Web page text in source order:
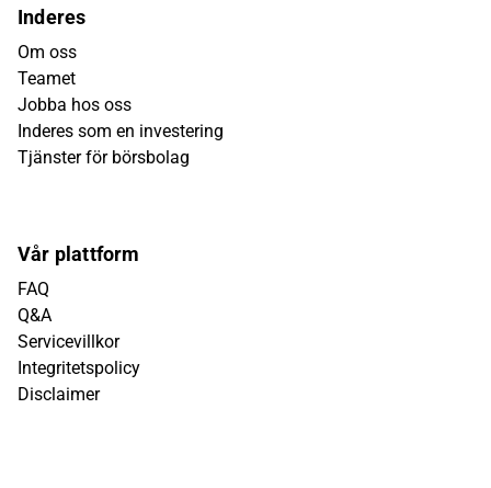
Inderes
Om oss
Teamet
Jobba hos oss
Inderes som en investering
Tjänster för börsbolag
Vår plattform
FAQ
Q&A
Servicevillkor
Integritetspolicy
Disclaimer